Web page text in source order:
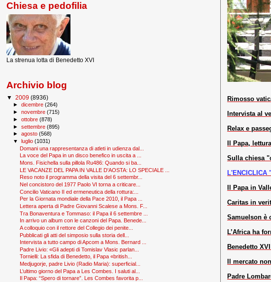
Rimosso
Intervista al
Relax e
Il Papa,
Sulla chiesa
L'ENCICLICA
Il Papa in
Caritas in
Samuelson è
L’Africa ha
Benedetto
Il mercato
Padre
Chiesa e pedofilia
La strenua lotta di Benedetto XVI
Archivio blog
▼ 2009 (8936)
►dicembre(264)
►novembre(715)
►ottobre(878)
►settembre(895)
►agosto(568)
▼
luglio(1031)
Domani una rappresentanza di atleti in udienza dal...
La voce del Papa in un disco benefico in uscita a ...
Mons. Fisichella sulla pillola Ru486: Quando si ba...
LE VACANZE DEL PAPA IN VALLE D'AOSTA: LO SPECIALE ...
Reso noto il programma della visita del 6 settembr...
Nel concistoro del 1977 Paolo VI torna a criticare...
Concilio Vaticano II ed ermeneutica della rottura:...
Per la Giornata mondiale della Pace 2010, il Papa ...
Lettera aperta di Padre Giovanni Scalese a Mons. F...
Tra Bonaventura e Tommaso: il Papa il 6 settembre ...
In arrivo un album con le canzoni del Papa. Benede...
A colloquio con il rettore del Collegio dei penite...
Pubblicati gli atti del simposio sulla storia dell...
Intervista a tutto campo di Apcom a Mons. Bernard ...
Padre Livio: «Gli adepti di Tomislav Vlasic parlan...
Tornielli: La sfida di Benedetto, il Papa «british...
Medjugorje, padre Livio (Radio Maria): superficial...
L’ultimo giorno del Papa a Les Combes. I saluti al...
Il Papa: “Spero di tornare”. Les Combes favorita p...